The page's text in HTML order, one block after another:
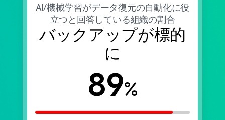
AI/機械学習がデータ復元の自動化に役
立つと回答している組織の割合
バックアップが標的
に
89%